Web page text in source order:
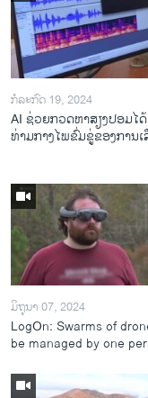
ກໍລະກົດ 19, 2024
AI ຊ່ວຍກວດຫາສຽງປອມໄດ້
ທ່າມກາງໄພຂົ່ມຂູ່ຂອງການ
ມິຖຸນາ 07, 2024
LogOn: Swarms of
be managed by one